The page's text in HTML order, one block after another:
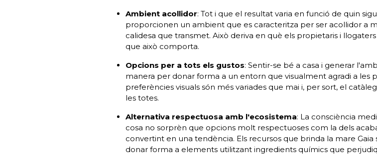
Ambient acollidor: Tot i que el resultat varia en funció de quin
proporcionen un ambient que es caracteritza per ser acollidor a
calidesa que transmet. Això deriva en què els propietaris i
que això comporta.
Opcions per a tots els gustos: Sentir-se bé a casa i generar
manera per donar forma a un entorn que visualment agradi a les
preferències visuals són més variades que mai i, per sort, el
les totes.
Alternativa respectuosa amb l'ecosistema: La consciència
cosa no sorprèn que opcions molt respectuoses com la dels
convertint en una tendència. Els recursos que brinda la mare
donar forma a elements utilitzant ingredients químics que